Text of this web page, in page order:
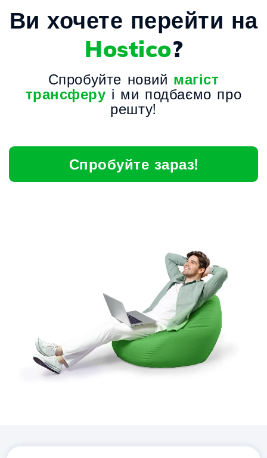
Ви хочете перейти на
Hostico?
Спробуйте новий магіст
трансферу і ми подбаємо про
решту!
Спробуйте зараз!